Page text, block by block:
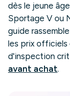
dès le jeune
Sportage V ou
guide
les prix
d'inspection
avant achat.